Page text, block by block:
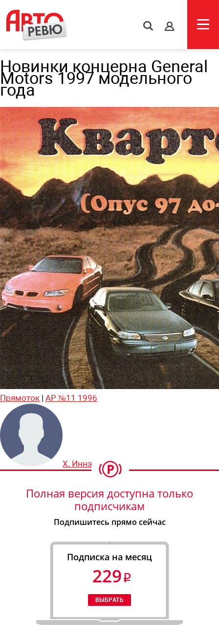
s
Новинки концерна General
Motors 1997 модельного
года
Прямоток | АР №11 1996
Х. Иннэш
Полная версия доступна только
подписчикам
Подпишитесь прямо сейчас
Подписка на месяц
229